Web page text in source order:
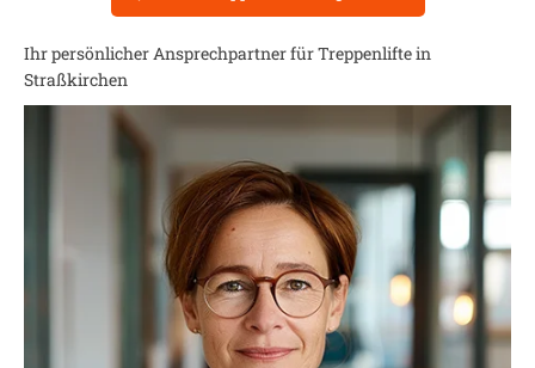
Ihr persönlicher Ansprechpartner für Treppenlifte in
Straßkirchen